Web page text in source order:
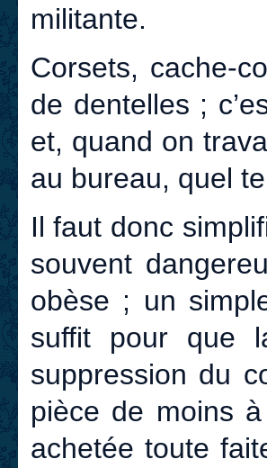
militante.
Corsets, cache-
de dentelles ;
et, quand on
au bureau, quel
Il faut donc
souvent
obèse ; un
suffit pour que
suppression du
pièce de moins
achetée toute